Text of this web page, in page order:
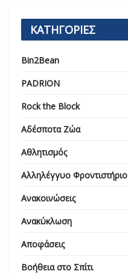
ΚΑΤΗΓΟΡΙΕΣ
Bin2Bean
PADRION
Rock the Block
Αδέσποτα Ζώα
Αθλητισμός
Αλληλέγγυο Φροντιστήριο
Ανακοινώσεις
Ανακύκλωση
Αποφάσεις
Βοήθεια στο Σπίτι